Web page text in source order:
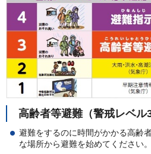
高齢者等避難（警戒レベル3
避難をするのに時間がかかる高齢
な場所から避難を始めてください。